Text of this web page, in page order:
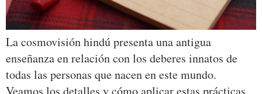
La cosmovisión hindú presenta una antigua
enseñanza en relación con los deberes innatos de
todas las personas que nacen en este mundo.